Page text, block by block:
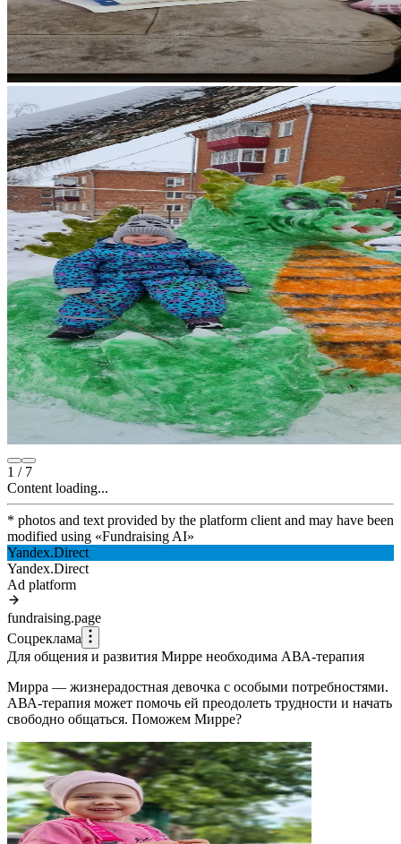
1 / 7
Content loading...
* photos and text provided by the platform client and may have been
modified using «Fundraising AI»
Yandex.Direct
Yandex.Direct
Ad platform
fundraising.page
Соцреклама
Для общения и развития Мирре необходима АВА-терапия
Мирра — жизнерадостная девочка с особыми потребностями.
АВА-терапия может помочь ей преодолеть трудности и начать
свободно общаться. Поможем Мирре?